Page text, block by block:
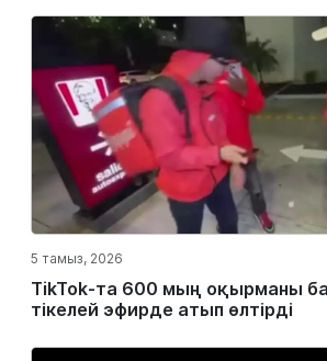
5 тамыз, 2026
TikTok-та 600 мың оқырманы
тікелей эфирде атып өлтірді